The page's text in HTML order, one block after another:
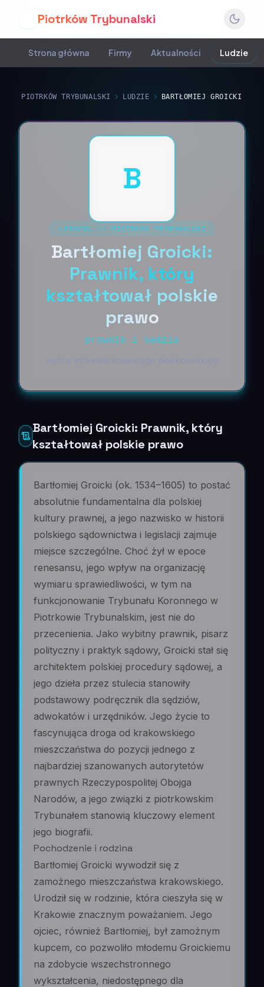
Piotrków Trybunalski
Strona główna Firmy Aktualności Ludzie
PIOTRKÓW TRYBUNALSKI LUDZIE BARTŁOMIEJ GROICKI
B
PROFIL // PIOTRKÓW TRYBUNALSKI
Bartłomiej Groicki:
Prawnik, który
kształtował polskie
prawo
prawnik i sędzia
Bartłomiej Groicki: Prawnik, który
kształtował polskie prawo
Bartłomiej Groicki (ok. 1534–1605) to postać
absolutnie fundamentalna dla polskiej
kultury prawnej, a jego nazwisko w historii
polskiego sądownictwa i legislacji zajmuje
miejsce szczególne. Choć żył w epoce
renesansu, jego wpływ na organizację
wymiaru sprawiedliwości, w tym na
funkcjonowanie Trybunału Koronnego w
Piotrkowie Trybunalskim, jest nie do
przecenienia. Jako wybitny prawnik, pisarz
polityczny i praktyk sądowy, Groicki stał się
architektem polskiej procedury sądowej, a
jego dzieła przez stulecia stanowiły
podstawowy podręcznik dla sędziów,
adwokatów i urzędników. Jego życie to
fascynująca droga od krakowskiego
mieszczaństwa do pozycji jednego z
najbardziej szanowanych autorytetów
prawnych Rzeczypospolitej Obojga
Narodów, a jego związki z piotrkowskim
Trybunałem stanowią kluczowy element
jego biografii.
Pochodzenie i rodzina
Bartłomiej Groicki wywodził się z
zamożnego mieszczaństwa krakowskiego.
Urodził się w rodzinie, która cieszyła się w
Krakowie znacznym poważaniem. Jego
ojciec, również Bartłomiej, był zamożnym
kupcem, co pozwoliło młodemu Groickiemu
na zdobycie wszechstronnego
wykształcenia, niedostępnego dla